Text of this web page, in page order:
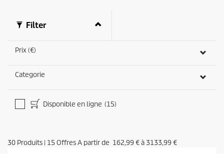
Filter
Prix (€)
Categorie
Disponible en ligne (15)
30 Produits | 15Offres A partir de 162,99 €à 3133,99 €